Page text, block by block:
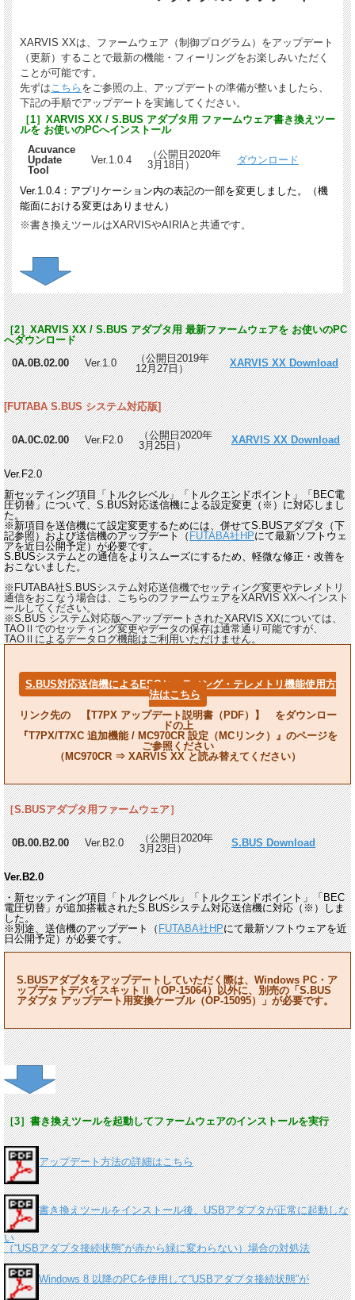
XARVIS XXは、ファームウェア（制御プログラム）をアップデート
（更新）することで最新の機能・フィーリングをお楽しみいただく
ことが可能です。
先ずはこちら をご参照の上、アップデートの準備が整いましたら、
下記の手順でアップデートを実施してください。
［1］XARVIS XX / S.BUS アダプタ用 ファームウェア書き換えツー
ルを お使いのPCへインストール
Acuvance
Update
Tool
Ver.1.0.4
（公開日2020年
3月18日）
ダウンロード
Ver.1.0.4：アプリケーション内の表記の一部を変更しました。（機
能面における変更はありません）
※書き換えツールはXARVISやAIRIAと共通です。
［2］XARVIS XX / S.BUS アダプタ用 最新ファームウェアを お使いのPC
へダウンロード
0A.0B.02.00
Ver.1.0
（公開日2019年
12月27日）
XARVIS XX Download
[FUTABA S.BUS システム対応版]
0A.0C.02.00 Ver.F2.0
（公開日2020年
3月25日）
XARVIS XX Download
Ver.F2.0
新セッティング項目「トルクレベル」「トルクエンドポイント」「BEC電
圧切替」について、S.BUS対応送信機による設定変更（※）に対応しまし
た。
※新項目を送信機にて設定変更するためには、併せてS.BUSアダプタ（下
記参照）および送信機のアップデート（FUTABA社HPにて最新ソフトウェ
アを近日公開予定）が必要です。
S.BUSシステムとの通信をよりスムーズにするため、軽微な修正・改善を
おこないました。
※FUTABA社S.BUSシステム対応送信機でセッティング変更やテレメトリ
通信をおこなう場合は、こちらのファームウェアをXARVIS XXへインスト
ールしてください。
※S.BUS システム対応版へアップデートされたXARVIS XXについては、
TAOⅡでのセッティング変更やデータの保存は通常通り可能ですが、
TAOⅡによるデータログ機能はご利用いただけません。
S.BUS対応送信機によるESCセッティング・テレメトリ機能使用方
法はこちら
リンク先の 【T7PX アップデート説明書（PDF）】 をダウンロー
ドの上
『T7PX/T7XC 追加機能 / MC970CR 設定（MCリンク）』のページを
ご参照ください
（MC970CR ⇒ XARVIS XX と読み替えてください）
［S.BUSアダプタ用ファームウェア］
0B.00.B2.00 Ver.B2.0
（公開日2020年
3月23日）
S.BUS Download
Ver.B2.0
・新セッティング項目「トルクレベル」「トルクエンドポイント」「BEC
電圧切替」が追加搭載されたS.BUSシステム対応送信機に対応（※）しま
した。
※別途、送信機のアップデート（FUTABA社HPにて最新ソフトウェアを近
日公開予定）が必要です。
S.BUSアダプタをアップデートしていただく際は、Windows PC・ア
ップデートデバイスキットⅡ（OP-15064）以外に、別売の「S.BUS
アダプタ アップデート用変換ケーブル（OP-15095）」が必要です。
［3］書き換えツールを起動してファームウェアのインストールを実行
アップデート方法の詳細はこちら
書き換えツールをインストール後、USBアダプタが正常に起動しな
い
（“USBアダプタ接続状態”が赤から緑に変わらない）場合の対処法
Windows 8 以降のPCを使用して“USBアダプタ接続状態”が